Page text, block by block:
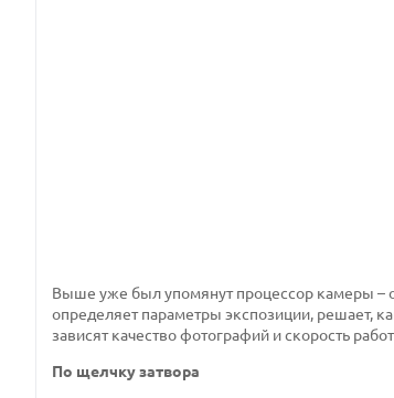
Выше уже был упомянут процессор камеры –
определяет параметры экспозиции, решает,
зависят качество фотографий и скорость
По щелчку затвора